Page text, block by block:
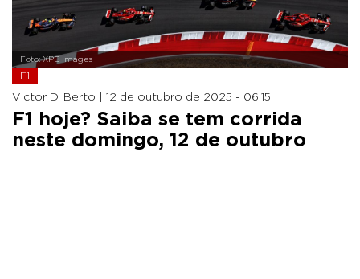
Foto: XPB Images
F1
Victor D. Berto | 12 de outubro de 2025 - 06:15
F1 hoje? Saiba se tem corrida
neste domingo, 12 de outubro